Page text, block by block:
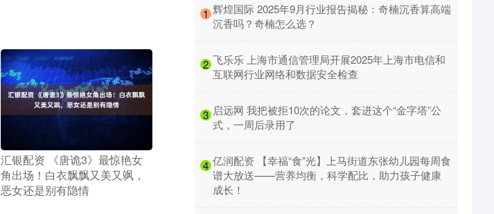
​汇银配资 《唐诡3》最惊艳女
角出场！白衣飘飘又美又飒，
恶女还是别有隐情
1 ​辉煌国际 2025年9月行业报告揭秘：奇楠沉香算高端
沉香吗？奇楠怎么选？
2 ​飞乐乐 上海市通信管理局开展2025年上海市电信和
互联网行业网络和数据安全检查
3 ​启远网 我把被拒10次的论文，套进这个“金字塔”公
式，一周后录用了
4 ​亿润配资 【幸福“食”光】上马街道东张幼儿园每周食
谱大放送——营养均衡，科学配比，助力孩子健康
成长！